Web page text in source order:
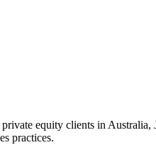
equity clients in
practices.